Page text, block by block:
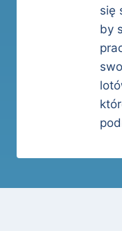
się
by